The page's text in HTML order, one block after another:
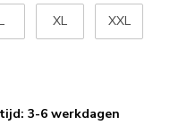
XL XXL
3-6 werkdagen